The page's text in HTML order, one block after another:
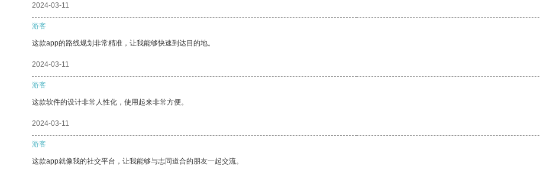
2024-03-11
游客
这款app的路线规划非常精准，让我能够快速到达目的地。
2024-03-11
游客
这款软件的设计非常人性化，使用起来非常方便。
2024-03-11
游客
这款app就像我的社交平台，让我能够与志同道合的朋友一起交流。